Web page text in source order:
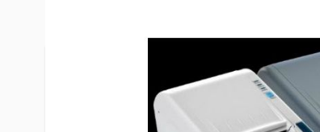
Sauf indication contraire, les articles que